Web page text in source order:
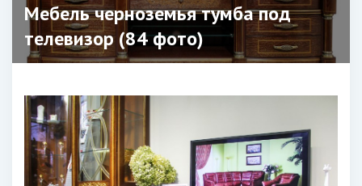
Мебель черноземья тумба под
телевизор (84 фото)